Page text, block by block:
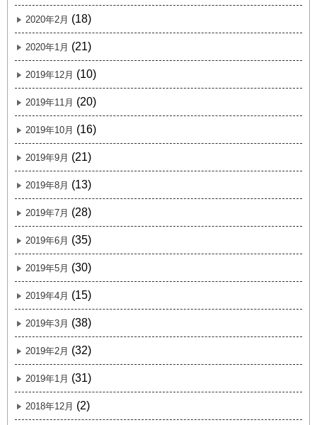
2020年2月 (18)
2020年1月 (21)
2019年12月 (10)
2019年11月 (20)
2019年10月 (16)
2019年9月 (21)
2019年8月 (13)
2019年7月 (28)
2019年6月 (35)
2019年5月 (30)
2019年4月 (15)
2019年3月 (38)
2019年2月 (32)
2019年1月 (31)
2018年12月 (2)